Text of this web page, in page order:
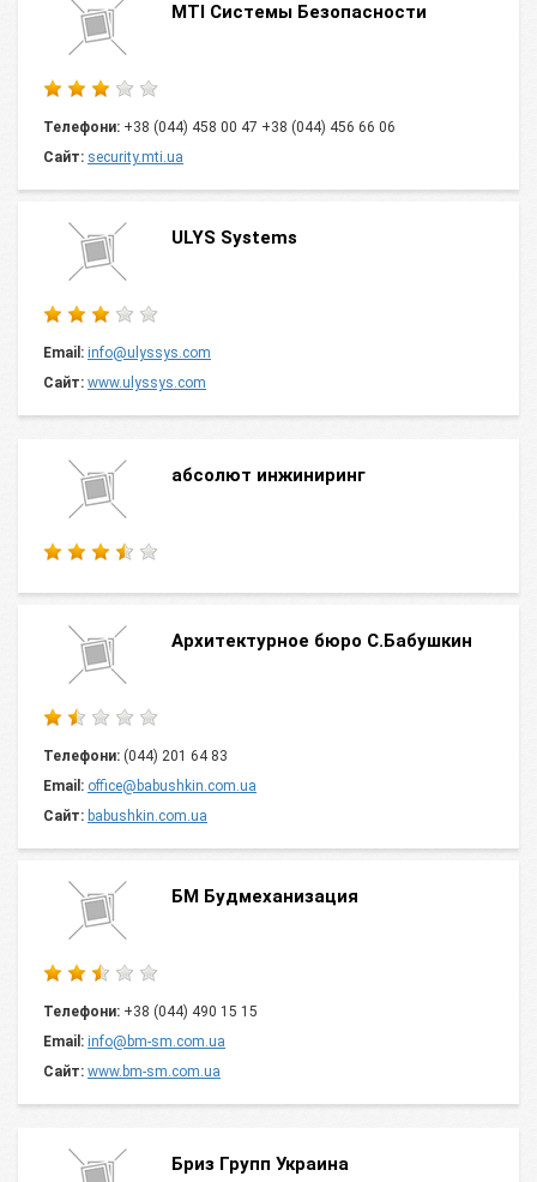
MTI Системы Безопасности
Телефони: +38 (044) 458 00 47 +38 (044) 456 66 06
Сайт: security.mti.ua
ULYS Systems
Email: info@ulyssys.com
Сайт: www.ulyssys.com
абсолют инжиниринг
Архитектурное бюро С.Бабушкин
Телефони: (044) 201 64 83
Email: office@babushkin.com.ua
Сайт: babushkin.com.ua
БМ Будмеханизация
Телефони: +38 (044) 490 15 15
Email: info@bm-sm.com.ua
Сайт: www.bm-sm.com.ua
Бриз Групп Украина